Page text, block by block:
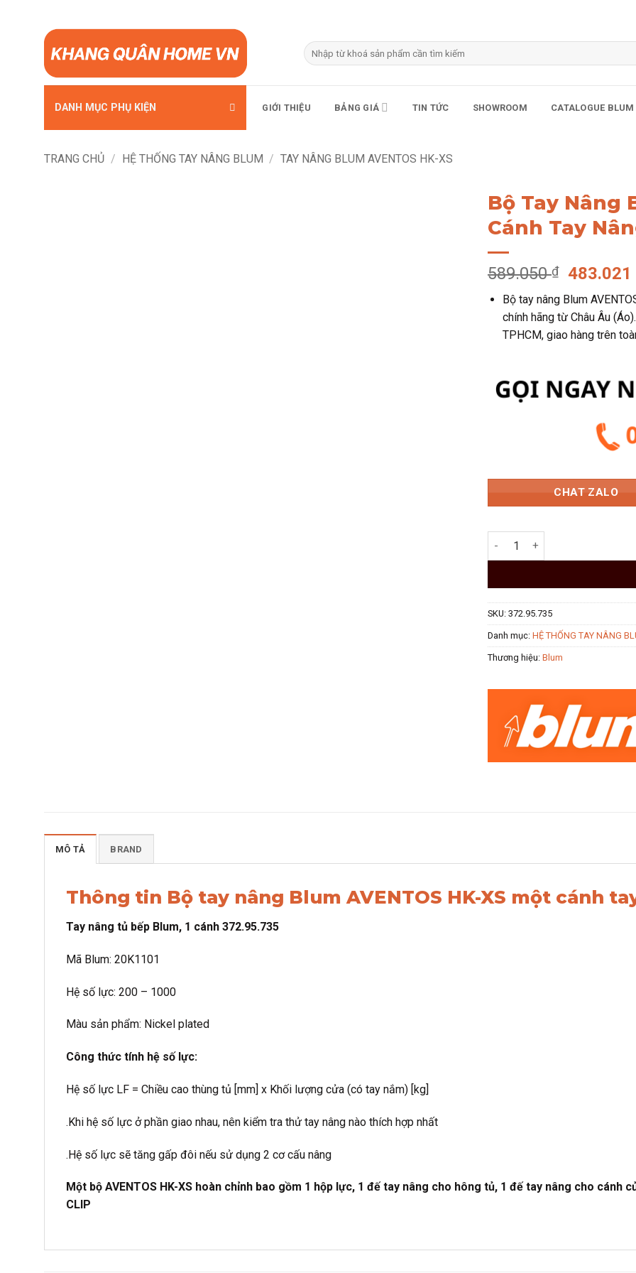
dung
Tìm
kiếm:
DANH MỤC PHỤ KIỆN GIỚI THIỆU BẢNG GIÁ TIN TỨC SHOWROOM CATALOGUE BLUM
TRANG CHỦ / HỆ THỐNG TAY NÂNG BLUM / TAY NÂNG BLUM AVENTOS HK-XS
Bộ Tay Nâng
Cánh Tay
589.050₫
Giá
gốc
là:
589.050
483.021
Bộ tay nâng Blum
chính hãng từ Châu Âu
TPHCM, giao hàng trên
CHAT ZALO
Bộ Tay Nâng Blum AVENTOS
SKU: 372.95.735
Danh mục: HỆ THỐNG TAY NÂNG
Thương hiệu: Blum
MÔ TẢ BRAND
Thông tin Bộ tay nâng Blum AVENTOS HK-XS một cánh
Tay nâng tủ bếp Blum, 1 cánh 372.95.735
Mã Blum: 20K1101
Hệ số lực: 200 – 1000
Màu sản phẩm: Nickel plated
Công thức tính hệ số lực:
Hệ số lực LF = Chiều cao thùng tủ [mm] x Khối lượng cửa (có tay nắm) [kg]
.Khi hệ số lực ở phần giao nhau, nên kiểm tra thử tay nâng nào thích hợp nhất
.Hệ số lực sẽ tăng gấp đôi nếu sử dụng 2 cơ cấu nâng
Một bộ AVENTOS HK-XS hoàn chỉnh bao gồm 1 hộp lực, 1 đế tay nâng cho hông tủ, 1 đế tay nâng cho cánh
CLIP